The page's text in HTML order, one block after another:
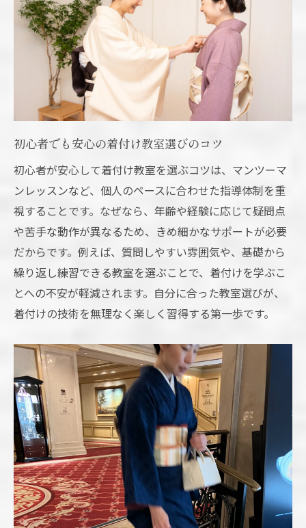
法
教材で失敗しない着付け教室選び
40代50代が着付けを始めるための第一歩
着物所作を中高年から始める魅力と安心感
初心者が着付けで押さえるべき基本ステッ
プ
着物の所作を無理なく習得する学び方とは
40代50代向け着付け教室のメリット紹介
年代に合わせた着物所作を身に着ける
着物所作初心者が習得を続けるコツと工夫
着付け教室でタブーを避けるための心得
着物の所作で避けたい所作と注意点
着付け教室でのマナーと所作の基本
所作を身に着ける着付け教室の心得
初心者がやりがちな所作のNG例と対策
安心して学ぶための着物所作ルール紹介
効率よく着物所作を習得する秘訣とは
着付け教室で効率的に所作を身につける法
着物の所作習得に役立つ復習と自主練方法
短期間で着物所作を習得する学習ポイント
着物所作を効率よく覚えるための工夫例
着付け教室で実践できる所作上達の秘訣
初心者でも安心の着付け教室選びのコツ
初心者が安心して着付け教室を選ぶコツは、マンツーマ
ンレッスンなど、個人のペースに合わせた指導体制を重
視することです。なぜなら、年齢や経験に応じて疑問点
や苦手な動作が異なるため、きめ細かなサポートが必要
だからです。例えば、質問しやすい雰囲気や、基礎から
繰り返し練習できる教室を選ぶことで、着付けを学ぶこ
とへの不安が軽減されます。自分に合った教室選びが、
着付けの技術を無理なく楽しく習得する第一歩です。